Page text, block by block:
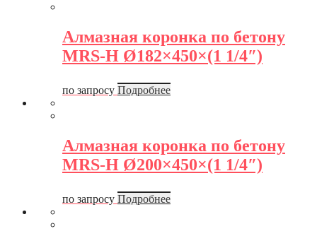
Алмазная коронка по бетону
MRS-H Ø182×450×(1 1/4″)
по запросу Подробнее
Алмазная коронка по бетону
MRS-H Ø200×450×(1 1/4″)
по запросу Подробнее